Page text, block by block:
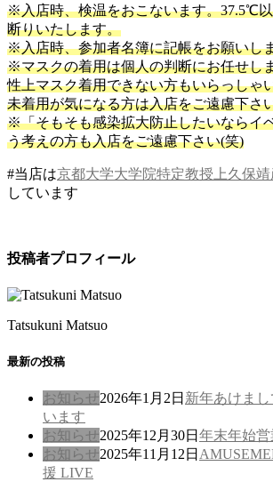
※入店時、検温をおこないます。37.5℃
断りいたします。
※入店時、参加者名簿に記帳をお願いし
※マスクの着用は個人の判断にお任せし
性上マスク着用できない方もいらっしゃ
未着用が気になる方は入店をご遠慮下さ
※「そもそも感染拡大防止したいならイ
う考えの方も入店をご遠慮下さい(笑)
#当店は京都大学大学院特定教授上久保靖
しています
投稿者プロフィール
Tatsukuni Matsuo
最新の投稿
お知らせ2026年1月2日 新年あけま
います
お知らせ2025年12月30日 年末年始
お知らせ2025年11月12日
援 LIVE